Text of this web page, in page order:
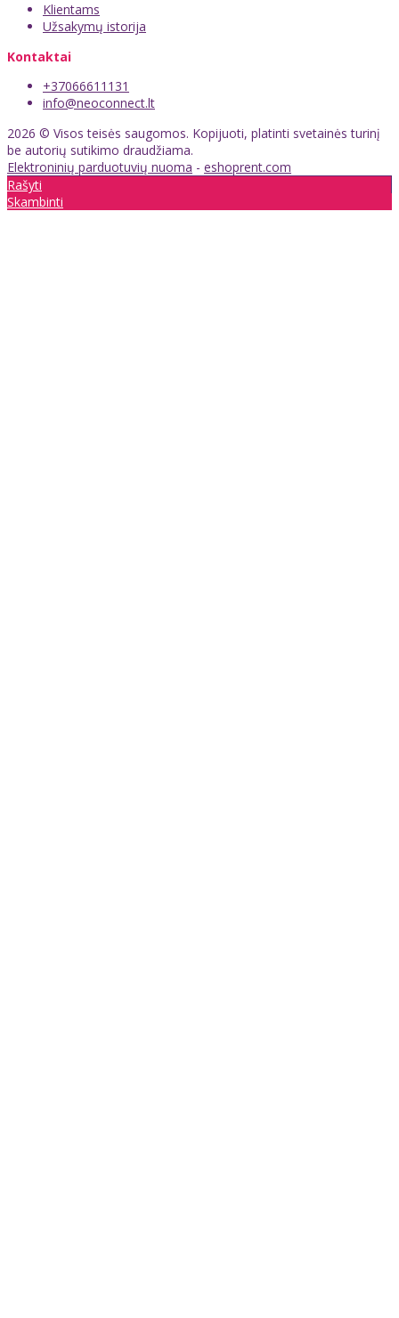
Klientams
Užsakymų istorija
Kontaktai
+37066611131
info@neoconnect.lt
2026 © Visos teisės saugomos. Kopijuoti, platinti svetainės turinį
be autorių sutikimo draudžiama.
Elektroninių parduotuvių nuoma - eshoprent.com
Rašyti
Skambinti